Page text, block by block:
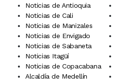
Noticias de Antioquia
Noticias de Cali
Noticias de Manizales
Noticias de Envigado
Noticias de Sabaneta
Noticias Itagüí
Noticias de Copacabana
Alcaldía de Medellín